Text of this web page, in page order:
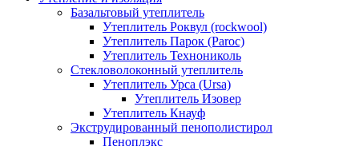
Базальтовый утеплитель
Утеплитель Роквул (rockwool)
Утеплитель Парок (Paroc)
Утеплитель Технониколь
Стекловолоконный утеплитель
Утеплитель Урса (Ursa)
Утеплитель Изовер
Утеплитель Кнауф
Экструдированный пенополистирол
Пеноплэкс